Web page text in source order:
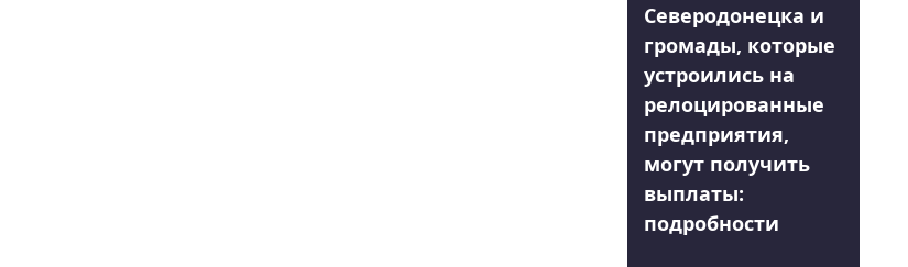
Северодонецка и
громады, которые
устроились на
релоцированные
предприятия,
могут получить
выплаты:
подробности